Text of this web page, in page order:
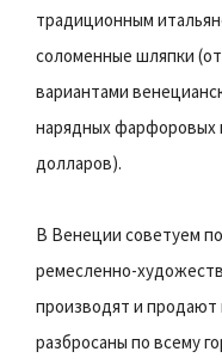
традиционным
соломенные шляпки
вариантами
нарядных фарфоровых
долларов).
В Венеции советуем
ремесленно-
производят и
разбросаны по всему